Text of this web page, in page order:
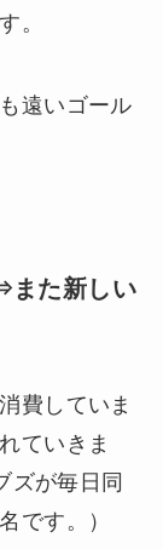
。
遠いゴール
また新しい
費していま
ていきま
ズが毎日同
です。）